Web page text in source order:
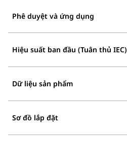
Phê duyệt và ứng dụng
Hiệu suất ban đầu (Tuân thủ IEC)
Dữ liệu sản phẩm
Sơ đồ lắp đặt